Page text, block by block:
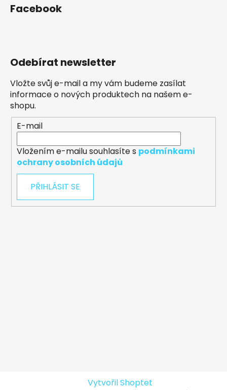
Facebook
Odebírat newsletter
Vložte svůj e-mail a my vám budeme zasílat
informace o nových produktech na našem e-
shopu.
E-mail
Vložením e-mailu souhlasíte s podmínkami
ochrany osobních údajů
PŘIHLÁSIT SE
Vytvořil Shoptet